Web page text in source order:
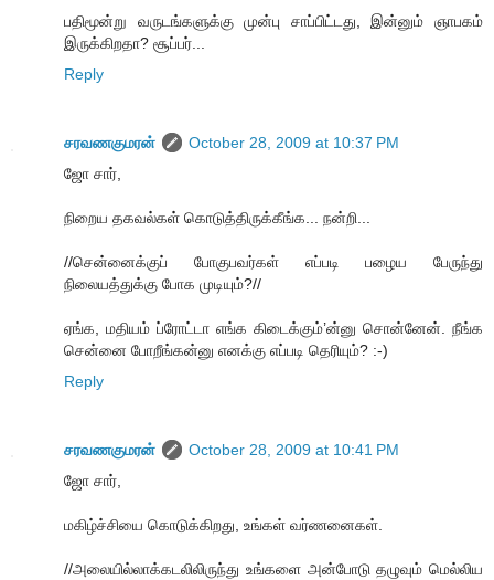
பதிமூன்று வருடங்களுக்கு முன்பு சாப்பிட்டது, இன்னும் ஞாபகம்
இருக்கிறதா? சூப்பர்...
Reply
சரவணகுமரன்
October 28, 2009 at 10:37 PM
ஜோ சார்,
நிறைய தகவல்கள் கொடுத்திருக்கீங்க... நன்றி...
//சென்னைக்குப் போகுபவர்கள் எப்படி பழைய பேருந்து
நிலையத்துக்கு போக முடியும்?//
ஏங்க, மதியம் ப்ரோட்டா எங்க கிடைக்கும்’ன்னு சொன்னேன். நீங்க
சென்னை போறீங்கன்னு எனக்கு எப்படி தெரியும்? :-)
Reply
சரவணகுமரன்
October 28, 2009 at 10:41 PM
ஜோ சார்,
மகிழ்ச்சியை கொடுக்கிறது, உங்கள் வர்ணனைகள்.
//அலையில்லாக்கடலிலிருந்து உங்களை அன்போடு தழுவும் மெல்லிய